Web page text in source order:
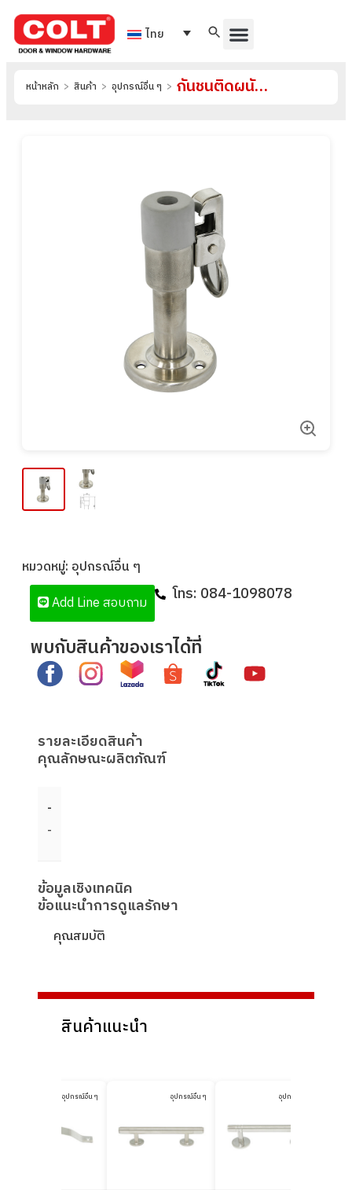
ไทย
หน้าหลัก > สินค้า > อุปกรณ์อื่น ๆ > กันชนติดผนัง รุ่น 29-A
หมวดหมู่: อุปกรณ์อื่น ๆ
Add Line สอบถาม
โทร: 084-1098078
พบกับสินค้าของเราได้ที่
รายละเอียดสินค้า
คุณลักษณะผลิตภัณฑ์
-
-
ข้อมูลเชิงเทคนิค
ข้อแนะนำการดูแลรักษา
คุณสมบัติ
สินค้าแนะนำ
อุปกรณ์อื่น ๆ อุปกรณ์อื่น ๆ อุปกรณ์อื่น ๆ